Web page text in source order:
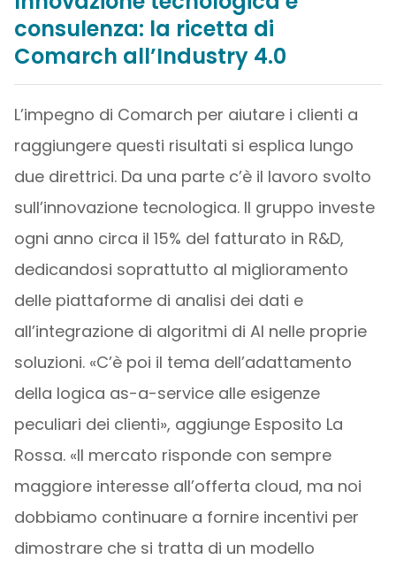
consulenza: la ricetta di
Comarch all’Industry 4.0
L’impegno di Comarch per aiutare i clienti a
raggiungere questi risultati si esplica lungo
due direttrici. Da una parte c’è il lavoro svolto
sull’innovazione tecnologica. Il gruppo investe
ogni anno circa il 15% del fatturato in R&D,
dedicandosi soprattutto al miglioramento
delle piattaforme di analisi dei dati e
all’integrazione di algoritmi di AI nelle proprie
soluzioni. «C’è poi il tema dell’adattamento
della logica as-a-service alle esigenze
peculiari dei clienti», aggiunge Esposito La
Rossa. «Il mercato risponde con sempre
maggiore interesse all’offerta cloud, ma noi
dobbiamo continuare a fornire incentivi per
dimostrare che si tratta di un modello